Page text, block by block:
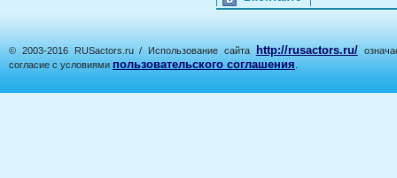
© 2003-2016 RUSactors.ru / Использование сайта http://rusactors.ru/
согласие с условиями пользовательского соглашения